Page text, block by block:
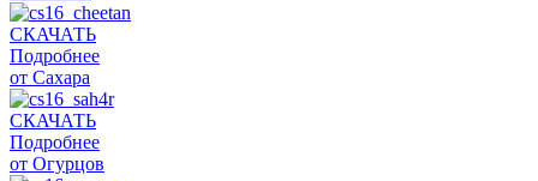
СКАЧАТЬ
Подробнее
от Сахара
СКАЧАТЬ
Подробнее
от Огурцов